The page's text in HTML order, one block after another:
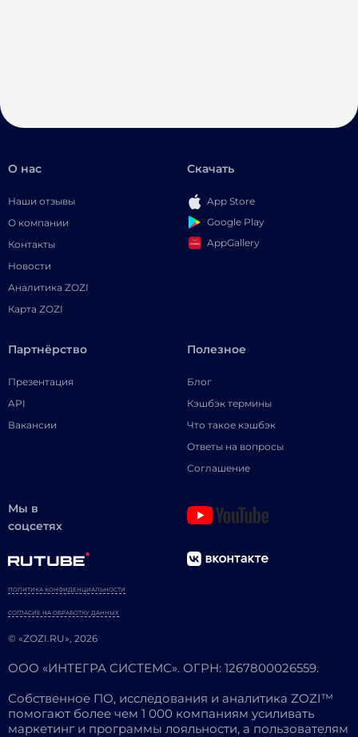
О нас
Наши отзывы
О компании
Контакты
Новости
Аналитика ZOZI
Карта ZOZI
Скачать
App Store
Google Play
AppGallery
Партнёрство
Презентация
API
Вакансии
Полезное
Блог
Кэшбэк термины
Что такое кэшбэк
Ответы на вопросы
Соглашение
Мы в
соцсетях
© «ZOZI.RU», 2026
ПОЛИТИКА КОНФИДЕНЦИАЛЬНОСТИ
СОГЛАСИЕ НА ОБРАБОТКУ ДАННЫХ
ООО «ИНТЕГРА СИСТЕМС». ОГРН: 1267800026559.
Собственное ПО, исследования и аналитика ZOZI™
помогают более чем 1 000 компаниям усиливать
маркетинг и программы лояльности, а пользователям